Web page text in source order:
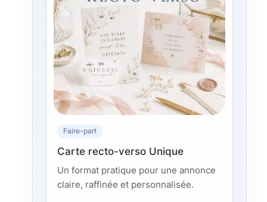
Faire-part
Carte recto-verso Unique
Un format pratique pour une annonce
claire, raffinée et personnalisée.